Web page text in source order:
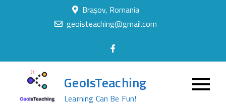
Brașov, Romania
geoisteaching@gmail.com
GeoIsTeaching
Learning Can Be Fun!